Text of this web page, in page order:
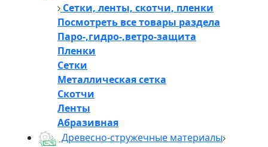
Сетки, ленты, скотчи, пленки
Посмотреть все товары раздела
Паро-,гидро-,ветро-защита
Пленки
Сетки
Металлическая сетка
Скотчи
Ленты
Абразивная
Древесно-стружечные материалы